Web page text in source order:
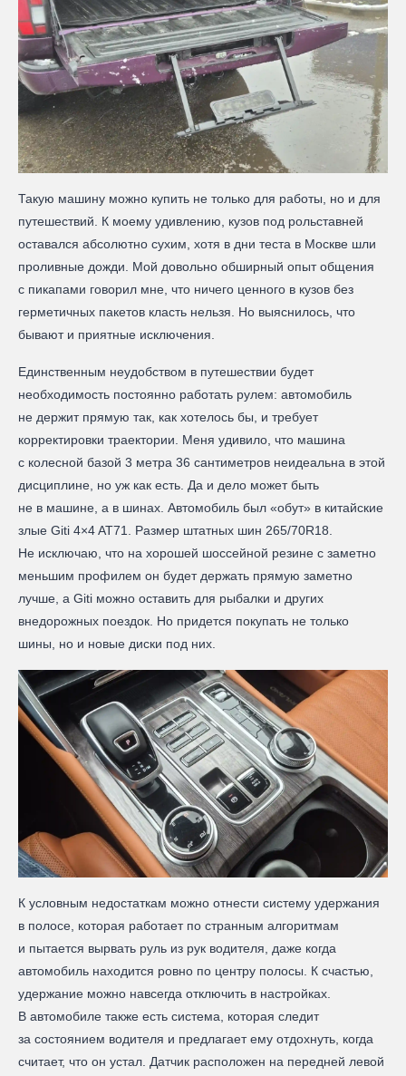
Такую машину можно купить не только для работы, но и для
путешествий. К моему удивлению, кузов под рольставней
оставался абсолютно сухим, хотя в дни теста в Москве шли
проливные дожди. Мой довольно обширный опыт общения
с пикапами говорил мне, что ничего ценного в кузов без
герметичных пакетов класть нельзя. Но выяснилось, что
бывают и приятные исключения.
Единственным неудобством в путешествии будет
необходимость постоянно работать рулем: автомобиль
не держит прямую так, как хотелось бы, и требует
корректировки траектории. Меня удивило, что машина
с колесной базой 3 метра 36 сантиметров неидеальна в этой
дисциплине, но уж как есть. Да и дело может быть
не в машине, а в шинах. Автомобиль был «обут» в китайские
злые Giti 4×4 AT71. Размер штатных шин 265/70R18.
Не исключаю, что на хорошей шоссейной резине с заметно
меньшим профилем он будет держать прямую заметно
лучше, а Giti можно оставить для рыбалки и других
внедорожных поездок. Но придется покупать не только
шины, но и новые диски под них.
К условным недостаткам можно отнести систему удержания
в полосе, которая работает по странным алгоритмам
и пытается вырвать руль из рук водителя, даже когда
автомобиль находится ровно по центру полосы. К счастью,
удержание можно навсегда отключить в настройках.
В автомобиле также есть система, которая следит
за состоянием водителя и предлагает ему отдохнуть, когда
считает, что он устал. Датчик расположен на передней левой